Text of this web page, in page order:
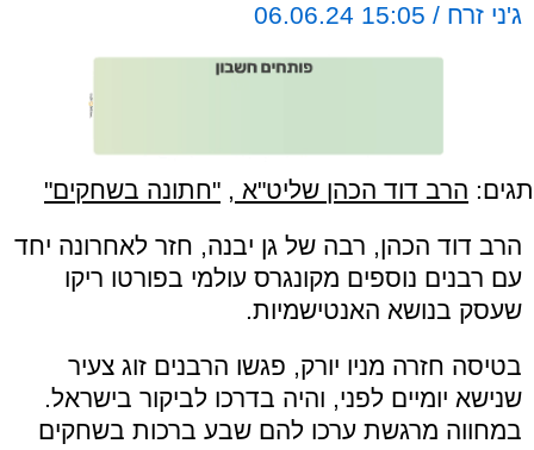
ג'ני זרח / 15:05 06.06.24
תגים: הרב דוד הכהן שליט"א , "חתונה בשחקים"
הרב דוד הכהן, רבה של גן יבנה, חזר לאחרונה יחד
עם רבנים נוספים מקונגרס עולמי בפורטו ריקו
שעסק בנושא האנטישמיות.
בטיסה חזרה מניו יורק, פגשו הרבנים זוג צעיר
שנישא יומיים לפני, והיה בדרכו לביקור בישראל.
במחווה מרגשת ערכו להם שבע ברכות בשחקים